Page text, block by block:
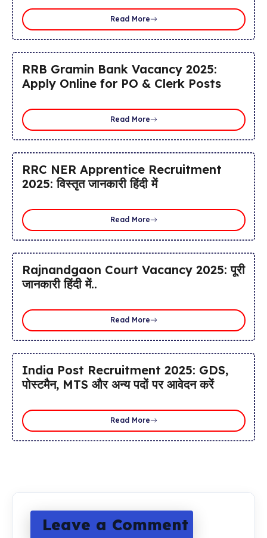
Read More
RRB Gramin Bank Vacancy 2025:
Apply Online for PO & Clerk Posts
Read More
RRC NER Apprentice Recruitment
2025: विस्तृत जानकारी हिंदी में
Read More
Rajnandgaon Court Vacancy 2025: पूरी
जानकारी हिंदी में..
Read More
India Post Recruitment 2025: GDS,
पोस्टमैन, MTS और अन्य पदों पर आवेदन करें
Read More
Leave a Comment